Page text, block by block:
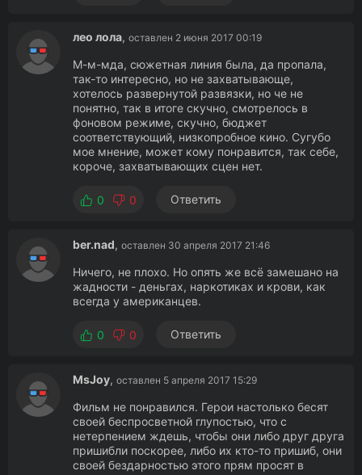
лео лола, оставлен 2 июня 2017 00:19
М-м-мда, сюжетная линия была, да пропала,
так-то интересно, но не захватывающе,
хотелось развернутой развязки, но че не
понятно, так в итоге скучно, смотрелось в
фоновом режиме, скучно, бюджет
соответствующий, низкопробное кино. Сугубо
мое мнение, может кому понравится, так себе,
короче, захватывающих сцен нет.
0 0 Ответить
ber.nad, оставлен 30 апреля 2017 21:46
Ничего, не плохо. Но опять же всё замешано на
жадности - деньгах, наркотиках и крови, как
всегда у американцев.
0 0 Ответить
MsJoy, оставлен 5 апреля 2017 15:29
Фильм не понравился. Герои настолько бесят
своей беспросветной глупостью, что с
нетерпением ждешь, чтобы они либо друг друга
пришибли поскорее, либо их кто-то пришиб, они
своей бездарностью этого прям просят в